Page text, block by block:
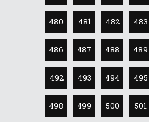
480 481 482 483
486 487 488 489
492 493 494 495
498 499 500 501